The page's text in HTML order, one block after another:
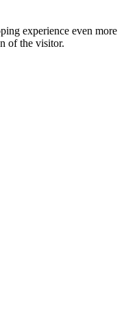
experience even more
of the visitor.